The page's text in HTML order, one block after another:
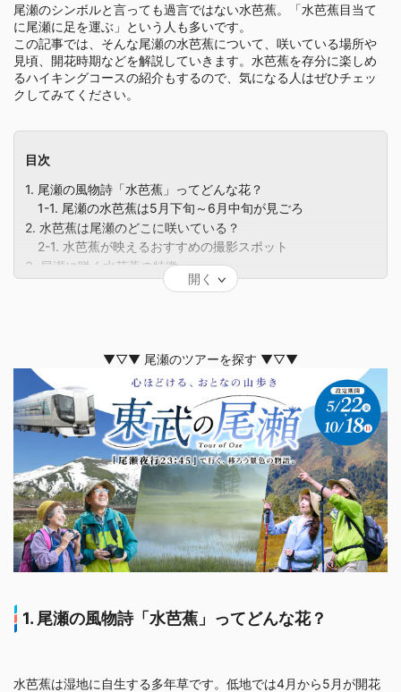
尾瀬のシンボルと言っても過言ではない水芭蕉。「水芭蕉目当て
に尾瀬に足を運ぶ」という人も多いです。
この記事では、そんな尾瀬の水芭蕉について、咲いている場所や
見頃、開花時期などを解説していきます。水芭蕉を存分に楽しめ
るハイキングコースの紹介もするので、気になる人はぜひチェッ
クしてみてください。
目次
1. 尾瀬の風物詩「水芭蕉」ってどんな花？
1-1. 尾瀬の水芭蕉は5月下旬～6月中旬が見ごろ
2. 水芭蕉は尾瀬のどこに咲いている？
2-1. 水芭蕉が映えるおすすめの撮影スポット
3. 尾瀬に咲く水芭蕉の特徴
3-1. 黄色い部分が花で白い部分は葉が変形したもの
3-5. 熊が好んで食べに来る
4. 水芭蕉を存分に楽しむ尾瀬のおすすめハイキングコース
5. 水芭蕉を楽しめる尾瀬観光ツアーなら「東武トップツアー
ズ」
開く
▼▽▼ 尾瀬のツアーを探す ▼▽▼
1. 尾瀬の風物詩「水芭蕉」ってどんな花？
水芭蕉は湿地に自生する多年草です。低地では4月から5月が開花